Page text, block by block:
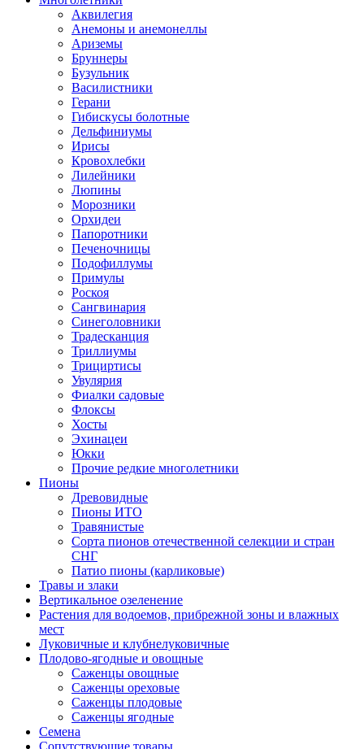
Аквилегия
Анемоны и анемонеллы
Ариземы
Бруннеры
Бузульник
Василистники
Герани
Гибискусы болотные
Дельфиниумы
Ирисы
Кровохлебки
Лилейники
Люпины
Морозники
Орхидеи
Папоротники
Печеночницы
Подофиллумы
Примулы
Роскоя
Сангвинария
Синеголовники
Традесканция
Триллиумы
Трициртисы
Увулярия
Фиалки садовые
Флоксы
Хосты
Эхинацеи
Юкки
Прочие редкие многолетники
Пионы
Древовидные
Пионы ИТО
Травянистые
Сорта пионов отечественной селекции и стран
СНГ
Патио пионы (карликовые)
Травы и злаки
Вертикальное озеленение
Растения для водоемов, прибрежной зоны и влажных
мест
Луковичные и клубнелуковичные
Плодово-ягодные и овощные
Саженцы овощные
Саженцы ореховые
Саженцы плодовые
Саженцы ягодные
Семена